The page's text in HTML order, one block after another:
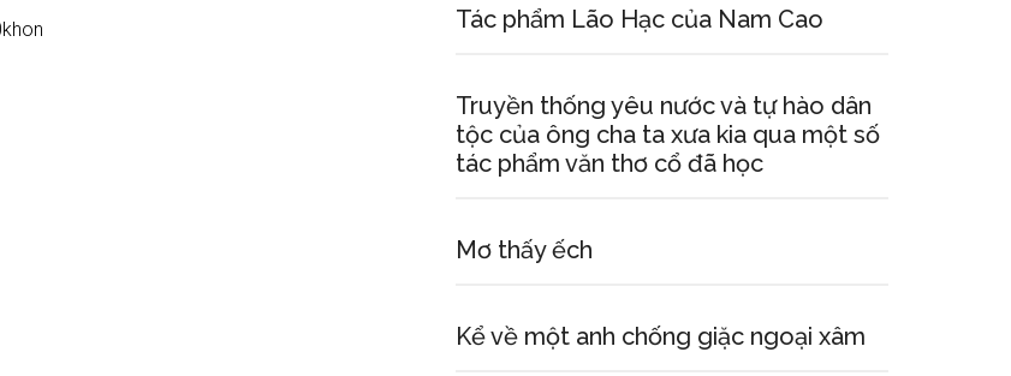
Tác phẩm Lão Hạc của Nam Cao
Truyền thống yêu nước và tự hào dân
tộc của ông cha ta xưa kia qua một số
tác phẩm văn thơ cổ đã học
Mơ thấy ếch
Kể về một anh chống giặc ngoại xâm